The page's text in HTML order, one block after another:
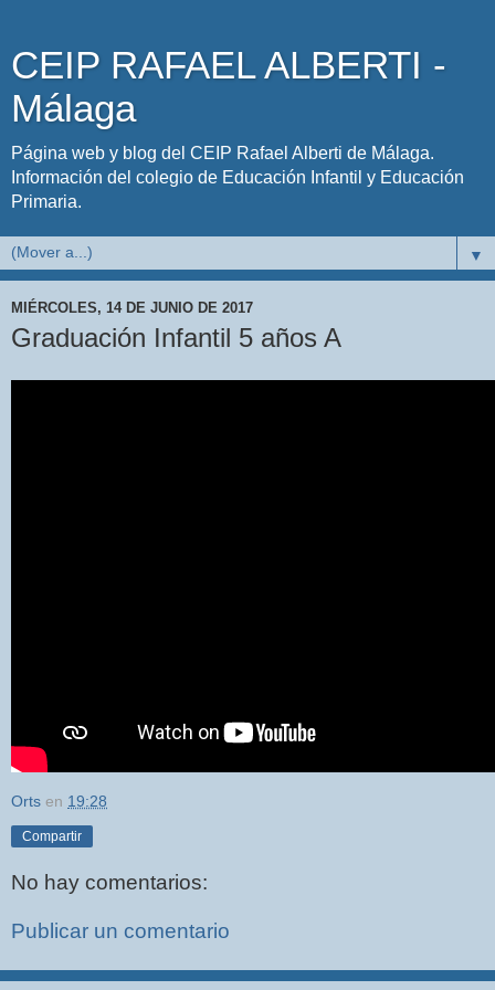
CEIP RAFAEL ALBERTI -
Málaga
Página web y blog del CEIP Rafael Alberti de Málaga.
Información del colegio de Educación Infantil y Educación
Primaria.
▼
MIÉRCOLES, 14 DE JUNIO DE 2017
Graduación Infantil 5 años A
Orts en 19:28
Compartir
No hay comentarios:
Publicar un comentario